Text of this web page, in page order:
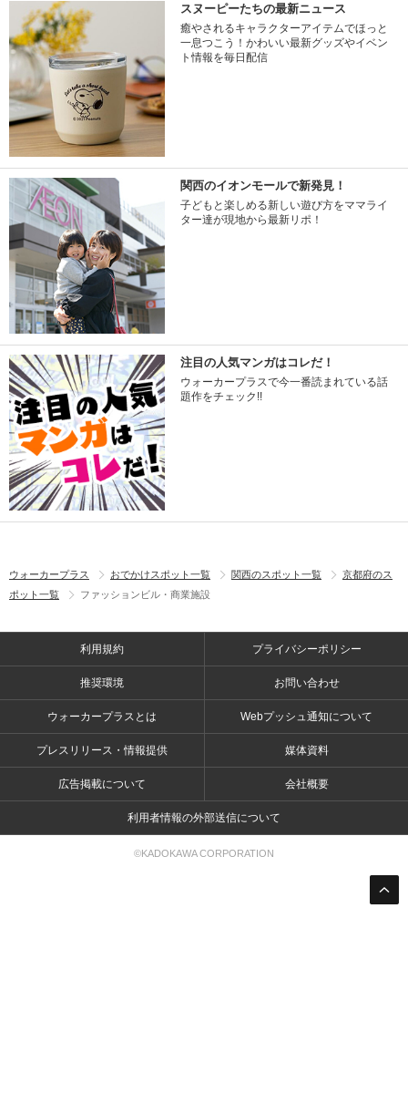
スヌーピーたちの最新ニュース
癒やされるキャラクターアイテムでほっと
一息つこう！かわいい最新グッズやイベン
ト情報を毎日配信
関西のイオンモールで新発見！
子どもと楽しめる新しい遊び方をママライ
ター達が現地から最新リポ！
注目の人気マンガはコレだ！
ウォーカープラスで今一番読まれている話
題作をチェック!!
ウォーカープラス おでかけスポット一覧 関西のスポット一覧
京都府のス
ポット一覧
ファッションビル・商業施設
利用規約 プライバシーポリシー
推奨環境 お問い合わせ
ウォーカープラスとは Webプッシュ通知について
プレスリリース・情報提供 媒体資料
広告掲載について 会社概要
利用者情報の外部送信について
©KADOKAWA CORPORATION